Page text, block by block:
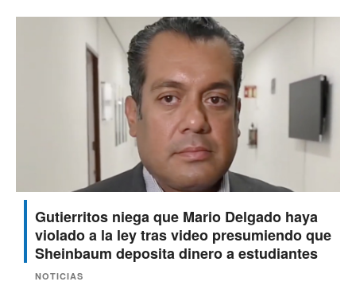
Gutierritos niega que Mario Delgado haya
violado a la ley tras video presumiendo que
Sheinbaum deposita dinero a estudiantes
NOTICIAS